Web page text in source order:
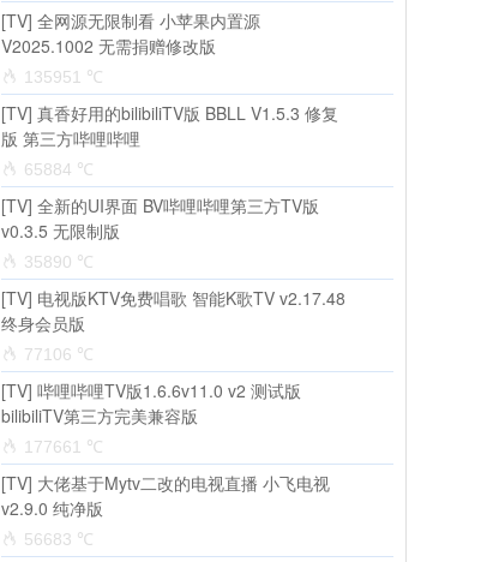
[TV] 全网源无限制看 小苹果内置源
V2025.1002 无需捐赠修改版
135951 ℃
[TV] 真香好用的bilibiliTV版 BBLL V1.5.3 修复
版 第三方哔哩哔哩
65884 ℃
[TV] 全新的UI界面 BV哔哩哔哩第三方TV版
v0.3.5 无限制版
35890 ℃
[TV] 电视版KTV免费唱歌 智能K歌TV v2.17.48
终身会员版
77106 ℃
[TV] 哔哩哔哩TV版1.6.6v11.0 v2 测试版
bilibiliTV第三方完美兼容版
177661 ℃
[TV] 大佬基于Mytv二改的电视直播 小飞电视
v2.9.0 纯净版
56683 ℃